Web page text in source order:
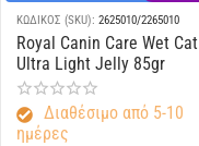
ΚΩΔΙΚΟΣ (SKU): 2625010/2265010
Royal Canin Care Wet Cat
Ultra Light Jelly 85gr
Διαθέσιμο από 5-10
ημέρες